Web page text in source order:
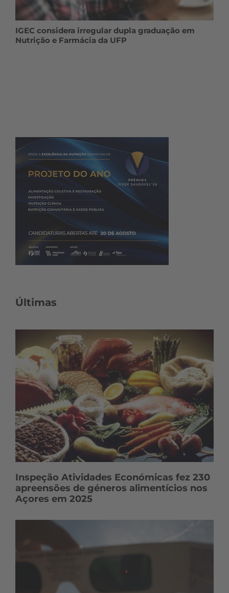
IGEC considera irregular dupla graduação em
Nutrição e Farmácia da UFP
Últimas
Inspeção Atividades Económicas fez 230
apreensões de géneros alimentícios nos
Açores em 2025